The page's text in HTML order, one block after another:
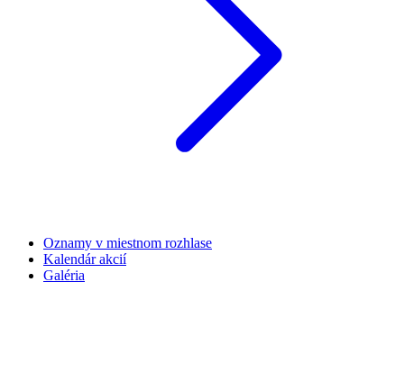
Oznamy v miestnom rozhlase
Kalendár akcií
Galéria